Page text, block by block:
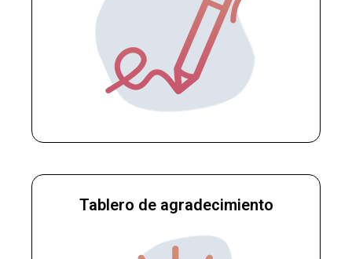
Tablero de agradecimiento